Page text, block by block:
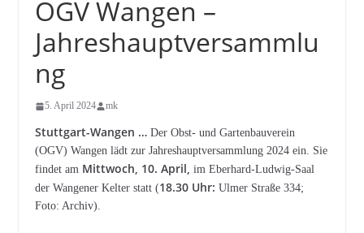
OGV Wangen –
Jahreshauptversammlu
ng
5. April 2024 mk
Stuttgart-Wangen …Der Obst- und Gartenbauverein
(OGV) Wangen lädt zur Jahreshauptversammlung 2024 ein. Sie
findet am Mittwoch, 10. April, im Eberhard-Ludwig-Saal
der Wangener Kelter statt (18.30 Uhr: Ulmer Straße 334;
Foto: Archiv).